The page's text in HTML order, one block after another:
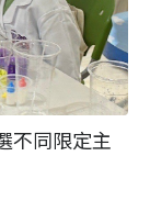
不同限定主